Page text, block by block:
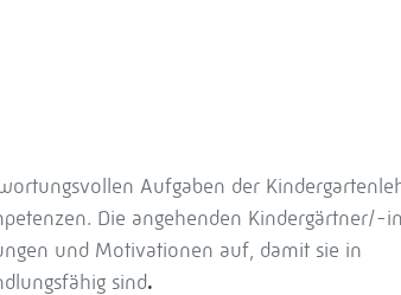
Aufgaben der
Die angehenden Kindergärtner/-
und Motivationen auf, damit sie in
sind.